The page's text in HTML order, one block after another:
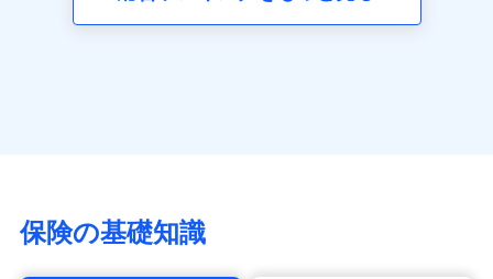
（https://www.axa.co.jp/）
第一ネオ生命保険株式会社
（https://neofirst.co.jp/）
保険の基礎知識